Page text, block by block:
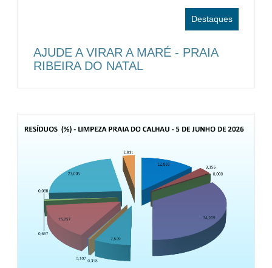
Destaques
AJUDE A VIRAR A MARÉ - PRAIA
RIBEIRA DO NATAL